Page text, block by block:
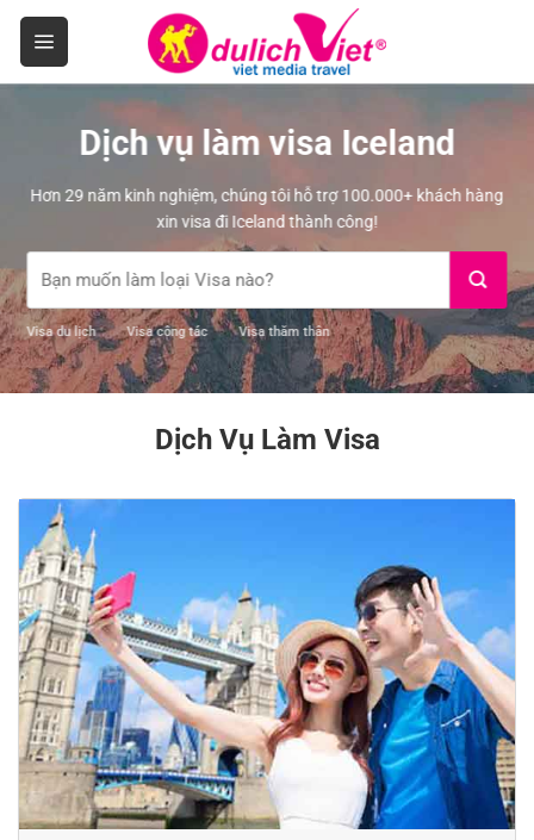
Skip
content
Dịch vụ làm visa Iceland
Hơn 29 năm kinh nghiệm, chúng tôi hỗ trợ 100.000+ khách hàng
xin visa đi Iceland thành công!
Visa du lịch Visa công tác Visa thăm thân
Dịch Vụ Làm Visa